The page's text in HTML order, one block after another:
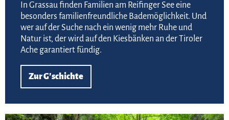
In Grassau finden Familien am Reifinger See eine
besonders familienfreundliche Bademöglichkeit. Und
wer auf der Suche nach ein wenig mehr Ruhe und
Natur ist, der wird auf den Kiesbänken an der Tiroler
Ache garantiert fündig.
Zur G'schichte